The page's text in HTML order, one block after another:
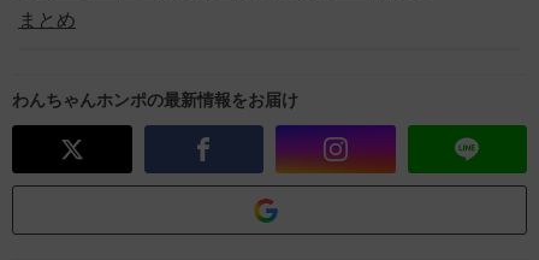
まとめ
わんちゃんホンポの最新情報をお届け